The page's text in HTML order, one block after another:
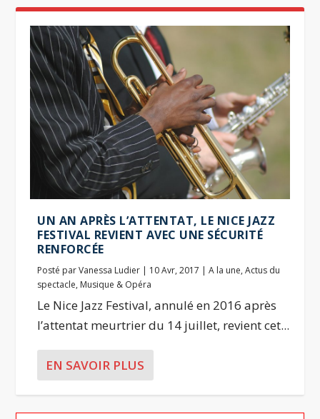
UN AN APRÈS L’ATTENTAT, LE NICE JAZZ
FESTIVAL REVIENT AVEC UNE SÉCURITÉ
RENFORCÉE
Posté parVanessa Ludier | 10 Avr, 2017 |A la une,Actus du
spectacle, Musique & Opéra
Le Nice Jazz Festival, annulé en 2016 après
l’attentat meurtrier du 14 juillet, revient cet...
EN SAVOIR PLUS